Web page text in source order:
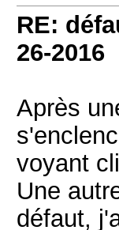
RE:
26-2016
Après
voyant
Une
défaut,